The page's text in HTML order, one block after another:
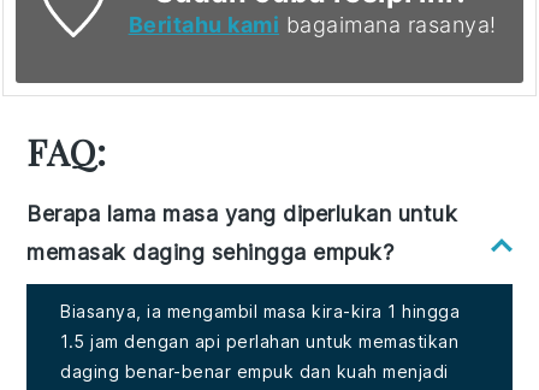
Beritahu kami bagaimana rasanya!
FAQ:
Berapa lama masa yang diperlukan untuk
memasak daging sehingga empuk?
Biasanya, ia mengambil masa kira-kira 1 hingga
1.5 jam dengan api perlahan untuk memastikan
daging benar-benar empuk dan kuah menjadi